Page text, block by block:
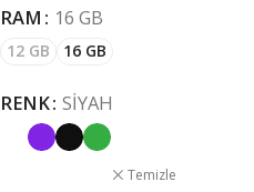
RAM 16 GB
12 GB 16 GB
RENK SIYAH
Temizle